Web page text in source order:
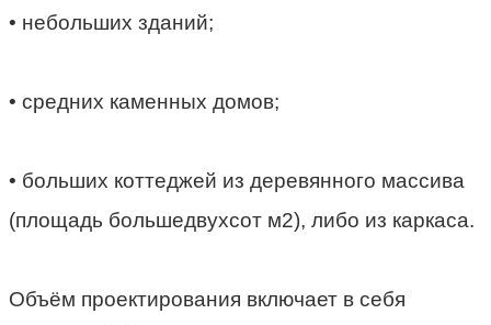
• небольших зданий;
• средних каменных домов;
• больших коттеджей из деревянного массива
(площадь большедвухсот м2), либо из каркаса.
Объём проектирования включает в себя